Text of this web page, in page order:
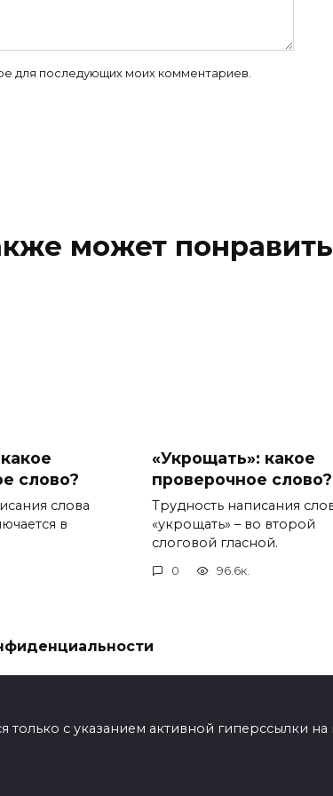
для последующих моих комментариев.
может
слово?
слова
в
«Укрощать»: какое
проверочное слово?
Трудность написания
«укрощать» – во второй
слоговой гласной.
0 96.6к.
с указанием активной гиперссылки